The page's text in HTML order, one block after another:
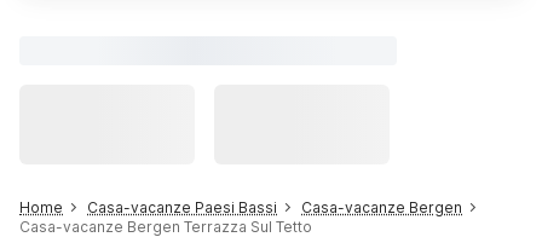
Home Casa-vacanze Paesi Bassi
Casa-vacanze Bergen
Casa-vacanze Bergen Terrazza Sul Tetto